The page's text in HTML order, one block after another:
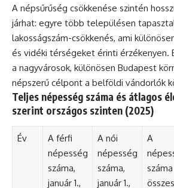
A népsűrűség csökkenése szintén
járhat: egyre több településen
lakosságszám-csökkenés, ami
és vidéki térségeket érinti érzékenyen.
a nagyvárosok, különösen Budapest
népszerű célpont a belföldi vándorlók
Teljes népesség száma és átlagos
szerint országos szinten (2025)
Év
A férfi
népesség
száma,
január 1.,
A női
népesség
száma,
január 1.,
A
száma